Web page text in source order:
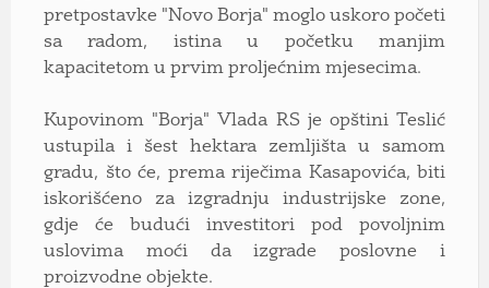
pretpostavke "Novo Borja" moglo uskoro početi
sa radom, istina u početku manjim
kapacitetom u prvim proljećnim mjesecima.
Kupovinom "Borja" Vlada RS je opštini Teslić
ustupila i šest hektara zemljišta u samom
gradu, što će, prema riječima Kasapovića, biti
iskorišćeno za izgradnju industrijske zone,
gdje će budući investitori pod povoljnim
uslovima moći da izgrade poslovne i
proizvodne objekte.